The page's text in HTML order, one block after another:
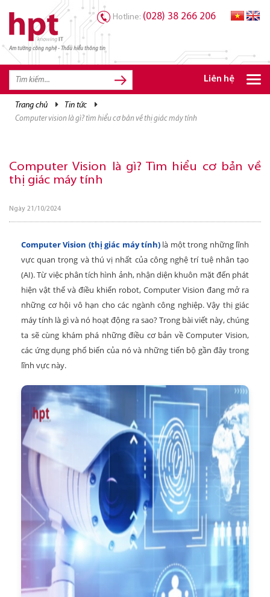
Am tường công nghệ - Thấu hiểu thông tin
Hotline: (028) 38 266 206
Liên hệ
trang chủ tin tức
computer vision là gì? tìm hiểu cơ bản về thị giác máy tính
Computer Vision là gì? Tìm hiểu cơ bản về
thị giác máy tính
Ngày 21/10/2024
Computer Vision (thị giác máy tính) là một trong những lĩnh
vực quan trọng và thú vị nhất của công nghệ trí tuệ nhân tạo
(AI). Từ việc phân tích hình ảnh, nhận diện khuôn mặt đến phát
hiện vật thể và điều khiển robot, Computer Vision đang mở ra
những cơ hội vô hạn cho các ngành công nghiệp. Vậy thị giác
máy tính là gì và nó hoạt động ra sao? Trong bài viết này, chúng
ta sẽ cùng khám phá những điều cơ bản về Computer Vision,
các ứng dụng phổ biến của nó và những tiến bộ gần đây trong
lĩnh vực này.
TRANG CHỦ
TRANG CHỦ
GIẢI PHÁP
TRI THỨC